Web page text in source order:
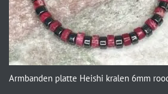
Armbanden platte Heishi kralen 6mm